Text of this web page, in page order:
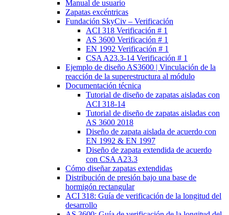
Manual de usuario
Zapatas excéntricas
Fundación SkyCiv – Verificación
ACI 318 Verificación # 1
AS 3600 Verificación # 1
EN 1992 Verificación # 1
CSA A23.3-14 Verificación # 1
Ejemplo de diseño AS3600 | Vinculación de la
reacción de la superestructura al módulo
Documentación técnica
Tutorial de diseño de zapatas aisladas con
ACI 318-14
Tutorial de diseño de zapatas aisladas con
AS 3600 2018
Diseño de zapata aislada de acuerdo con
EN 1992 & EN 1997
Diseño de zapata extendida de acuerdo
con CSA A23.3
Cómo diseñar zapatas extendidas
Distribución de presión bajo una base de
hormigón rectangular
ACI 318: Guía de verificación de la longitud del
desarrollo